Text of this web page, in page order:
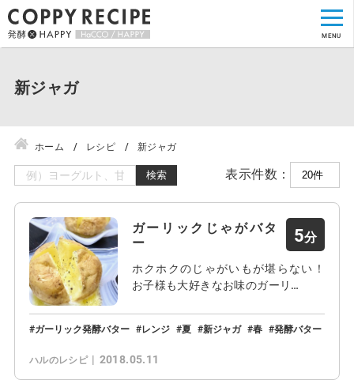
新ジャガ
ホーム レシピ 新ジャガ
検索 表示件数：
ガーリックじゃがバタ
ー
5
ホクホクのじゃがいもが堪らない！
お子様も大好きなお味のガーリ…
ガーリック発酵バター レンジ 夏 新ジャガ 春 発酵バター
ハルのレシピ 2018.05.11